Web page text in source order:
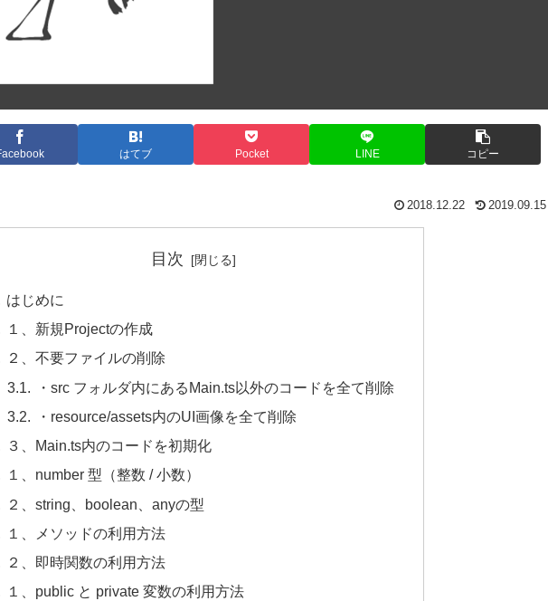
はてブ Pocket LINE コピー
2018.12.22 2019.09.15
目次
はじめに
１、新規Projectの作成
２、不要ファイルの削除
・src フォルダ内にあるMain.ts以外のコードを全て削除
・resource/assets内のUI画像を全て削除
３、Main.ts内のコードを初期化
１、number 型（整数 / 小数）
２、string、boolean、anyの型
１、メソッドの利用方法
２、即時関数の利用方法
１、public と private 変数の利用方法